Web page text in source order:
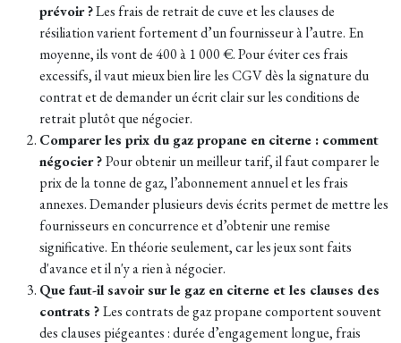
prévoir ?Les frais de retrait de cuve et les clauses de
résiliation varient fortement d’un fournisseur à l’autre. En
moyenne, ils vont de 400 à 1 000 €. Pour éviter ces frais
excessifs, il vaut mieux bien lire les CGV dès la signature du
contrat et de demander un écrit clair sur les conditions de
retraitplutôt que négocier.
Comparer les prix du gaz propane en citerne : comment
négocier ?Pour obtenir un meilleur tarif, il faut comparer le
prix de la tonne de gaz, l’abonnement annuel et les frais
annexes. Demander plusieurs devis écrits permet de mettre les
fournisseurs en concurrence et d’obtenir une remise
significative. En théorie seulement, car les jeux sont faits
d'avance et il n'y a rien à négocier.
Que faut-il savoir sur le gaz en citerne et les clauses des
contrats ?Les contrats de gaz propane comportent souvent
des clauses piégeantes : durée d’engagement longue, frais